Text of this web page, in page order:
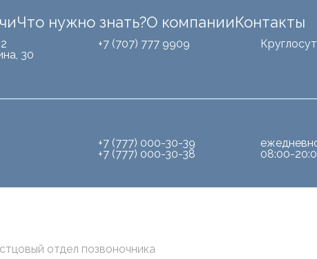
Что нужно знать?О компанииКонтакты
30
+7 (707) 777 9909
+7 (777) 000-30-39
+7 (777) 000-30-38
08:00-
отдел позвоночника